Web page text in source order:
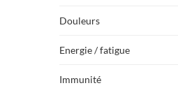
Douleurs
Energie / fatigue
Immunité